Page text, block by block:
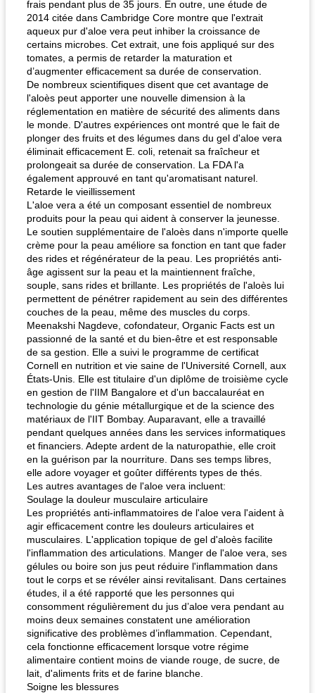
frais pendant plus de 35 jours. En outre, une étude de
2014 citée dans Cambridge Core montre que l'extrait
aqueux pur d'aloe vera peut inhiber la croissance de
certains microbes. Cet extrait, une fois appliqué sur des
tomates, a permis de retarder la maturation et
d’augmenter efficacement sa durée de conservation.
De nombreux scientifiques disent que cet avantage de
l'aloès peut apporter une nouvelle dimension à la
réglementation en matière de sécurité des aliments dans
le monde. D'autres expériences ont montré que le fait de
plonger des fruits et des légumes dans du gel d'aloe vera
éliminait efficacement E. coli, retenait sa fraîcheur et
prolongeait sa durée de conservation. La FDA l'a
également approuvé en tant qu'aromatisant naturel.
Retarde le vieillissement
L'aloe vera a été un composant essentiel de nombreux
produits pour la peau qui aident à conserver la jeunesse.
Le soutien supplémentaire de l'aloès dans n'importe quelle
crème pour la peau améliore sa fonction en tant que fader
des rides et régénérateur de la peau. Les propriétés anti-
âge agissent sur la peau et la maintiennent fraîche,
souple, sans rides et brillante. Les propriétés de l'aloès lui
permettent de pénétrer rapidement au sein des différentes
couches de la peau, même des muscles du corps.
Meenakshi Nagdeve, cofondateur, Organic Facts est un
passionné de la santé et du bien-être et est responsable
de sa gestion. Elle a suivi le programme de certificat
Cornell en nutrition et vie saine de l'Université Cornell, aux
États-Unis. Elle est titulaire d'un diplôme de troisième cycle
en gestion de l'IIM Bangalore et d'un baccalauréat en
technologie du génie métallurgique et de la science des
matériaux de l'IIT Bombay. Auparavant, elle a travaillé
pendant quelques années dans les services informatiques
et financiers. Adepte ardent de la naturopathie, elle croit
en la guérison par la nourriture. Dans ses temps libres,
elle adore voyager et goûter différents types de thés.
Les autres avantages de l'aloe vera incluent:
Soulage la douleur musculaire articulaire
Les propriétés anti-inflammatoires de l'aloe vera l'aident à
agir efficacement contre les douleurs articulaires et
musculaires. L'application topique de gel d'aloès facilite
l'inflammation des articulations. Manger de l'aloe vera, ses
gélules ou boire son jus peut réduire l'inflammation dans
tout le corps et se révéler ainsi revitalisant. Dans certaines
études, il a été rapporté que les personnes qui
consomment régulièrement du jus d’aloe vera pendant au
moins deux semaines constatent une amélioration
significative des problèmes d’inflammation. Cependant,
cela fonctionne efficacement lorsque votre régime
alimentaire contient moins de viande rouge, de sucre, de
lait, d'aliments frits et de farine blanche.
Soigne les blessures